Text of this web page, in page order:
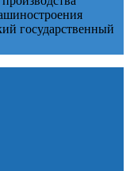
государственный